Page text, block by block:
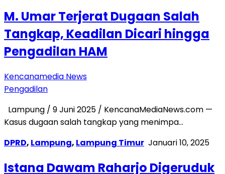
M. Umar Terjerat Dugaan Salah
Tangkap, Keadilan Dicari hingga
Pengadilan HAM
Kencanamedia News
Pengadilan
Lampung / 9 Juni 2025 / KencanaMediaNews.com —
Kasus dugaan salah tangkap yang menimpa…
DPRD, Lampung, Lampung Timur Januari 10, 2025
Istana Dawam Raharjo Digeruduk